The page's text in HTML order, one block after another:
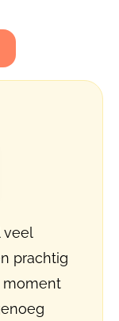
veel
prachtig
moment